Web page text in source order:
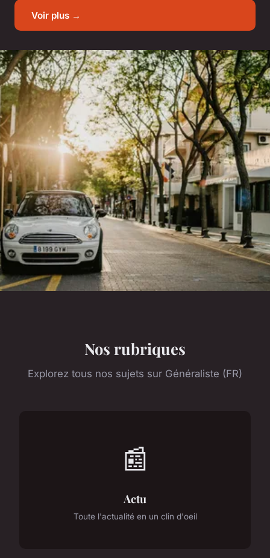
Voir plus →
Nos rubriques
Explorez tous nos sujets sur Généraliste (FR)
📰
Actu
Toute l'actualité en un clin d'oeil